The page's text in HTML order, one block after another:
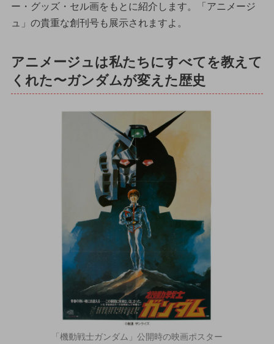
ー・グッズ・セル画をもとに紹介します。「アニメージ
ュ」の貴重な創刊号も展示されますよ。
アニメージュは私たちにすべてを教えて
くれた〜ガンダムが変えた歴史
「機動戦士ガンダム」公開時の映画ポスター